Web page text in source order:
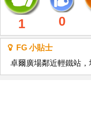
1 0
FG 小貼士
卓爾廣場鄰近輕鐵站，